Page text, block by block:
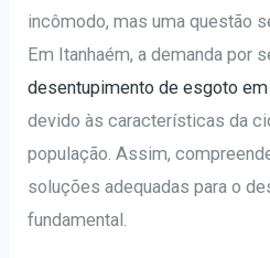
incômodo, mas uma questão
Em Itanhaém, a demanda por
desentupimento de esgoto
devido às características da
população. Assim,
soluções adequadas para o
fundamental.